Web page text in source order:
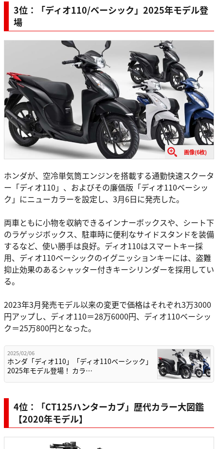
3位：「ディオ110/ベーシック」2025年モデル登
場
画像(6枚)
ホンダが、空冷単気筒エンジンを搭載する通勤快速スクータ
ー「ディオ110」、およびその廉価版「ディオ110ベーシッ
ク」にニューカラーを設定し、3月6日に発売した。
両車ともに小物を収納できるインナーボックスや、シート下
のラゲッジボックス、駐車時に便利なサイドスタンドを装備
するなど、使い勝手は良好。ディオ110はスマートキー採
用、ディオ110ベーシックのイグニッションキーには、盗難
抑止効果のあるシャッター付きキーシリンダーを採用してい
る。
2023年3月発売モデル以来の変更で価格はそれぞれ3万3000
円アップし、ディオ110＝28万6000円、ディオ110ベーシッ
ク＝25万800円となった。
2025/02/06
ホンダ「ディオ110」「ディオ110ベーシック」
2025年モデル登場！ カラ…
4位：「CT125ハンターカブ」歴代カラー大図鑑
【2020年モデル】